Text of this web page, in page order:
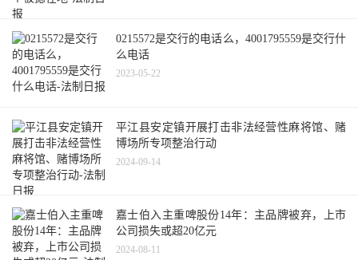
0215572是交行的电话么，4001795559是交行什
么电话
2023-05-22
平江县安定镇开展打击非法经营性麻将馆、赌
博场所专项整治行动
2024-09-14
嘉士伯入主重啤股份14年：主品牌被弃，上市
公司损失或超20亿元
2024-08-11